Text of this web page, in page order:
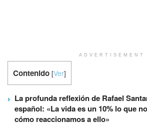
ADVERTISEMENT
Contenido [Ver]
La profunda reflexión de Rafael
español: «La vida es un 10% lo que
cómo reaccionamos a ello»